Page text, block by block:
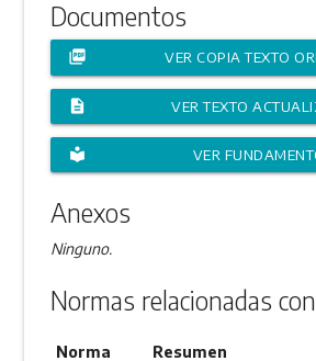
Documentos
picture_as_pdf VER COPIA TEXTO
description VER TEXTO
local_library VER
Anexos
Ninguno.
Normas relacionadas
Norma Resumen